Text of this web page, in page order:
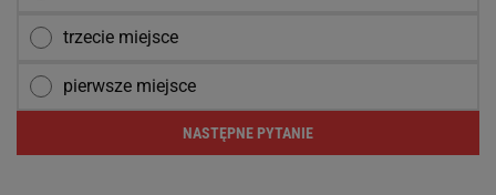
trzecie miejsce
pierwsze miejsce
NASTĘPNE PYTANIE